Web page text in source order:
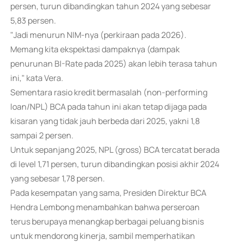
persen, turun dibandingkan tahun 2024 yang sebesar
5,83 persen.
"Jadi menurun NIM-nya (perkiraan pada 2026).
Memang kita ekspektasi dampaknya (dampak
penurunan BI-Rate pada 2025) akan lebih terasa tahun
ini," kata Vera.
Sementara rasio kredit bermasalah (non-performing
loan/NPL) BCA pada tahun ini akan tetap dijaga pada
kisaran yang tidak jauh berbeda dari 2025, yakni 1,8
sampai 2 persen.
Untuk sepanjang 2025, NPL (gross) BCA tercatat berada
di level 1,71 persen, turun dibandingkan posisi akhir 2024
yang sebesar 1,78 persen.
Pada kesempatan yang sama, Presiden Direktur BCA
Hendra Lembong menambahkan bahwa perseroan
terus berupaya menangkap berbagai peluang bisnis
untuk mendorong kinerja, sambil memperhatikan